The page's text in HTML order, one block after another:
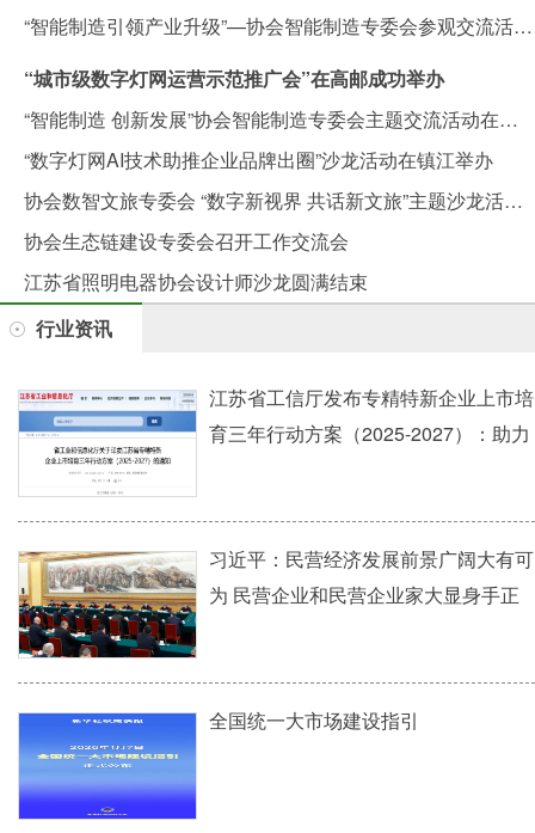
“智能制造引领产业升级”—协会智能制造专委会参观交流活动圆满举办
“城市级数字灯网运营示范推广会”在高邮成功举办
“智能制造 创新发展”协会智能制造专委会主题交流活动在南京举办
“数字灯网AI技术助推企业品牌出圈”沙龙活动在镇江举办
协会数智文旅专委会 “数字新视界 共话新文旅”主题沙龙活动圆满举行
协会生态链建设专委会召开工作交流会
江苏省照明电器协会设计师沙龙圆满结束
行业资讯
江苏省工信厅发布专精特新企业上市培
育三年行动方案（2025-2027）：助力
习近平：民营经济发展前景广阔大有可
为 民营企业和民营企业家大显身手正
全国统一大市场建设指引